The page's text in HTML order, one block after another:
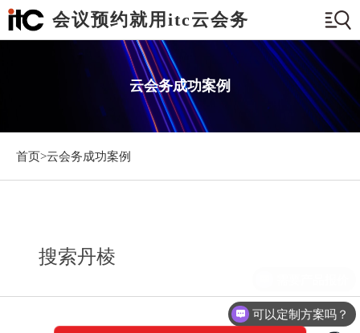
会议预约就用itc云会务
云会务成功案例
首页>云会务成功案例
搜索丹棱
可以定制方案吗？